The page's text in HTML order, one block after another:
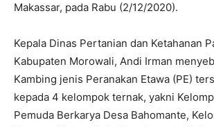
Makassar, pada Rabu (2/12/2020).
Kepala Dinas Pertanian dan Ketahanan
Kabupaten Morowali, Andi Irman
Kambing jenis Peranakan Etawa (PE)
kepada 4 kelompok ternak, yakni
Pemuda Berkarya Desa Bahomante,